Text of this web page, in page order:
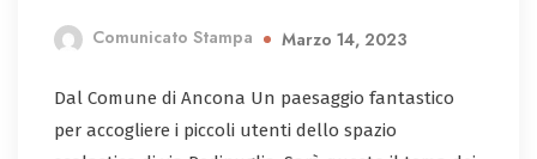
Comunicato Stampa Marzo 14, 2023
Dal Comune di Ancona Un paesaggio fantastico
per accogliere i piccoli utenti dello spazio